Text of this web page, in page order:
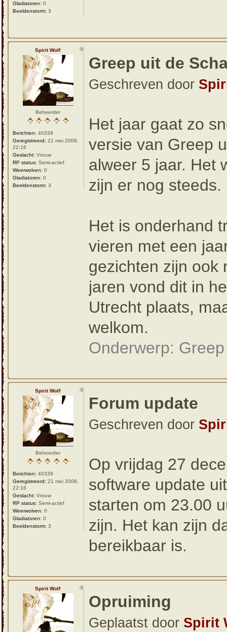
Gladiatoren: 0
Beeldenstorm: 3
Spirit Wolf
Beheerder
Berichten: 40339
Geregistreerd: 21 mei 2008,
22:16
Geslacht: Vrouw
RP status: Semi-actief
Weerwolven: 0
Gladiatoren: 0
Beeldenstorm: 3
Greep uit de
Geschreven door
Het jaar gaat zo
versie van Greep
alweer 5 jaar. Het
zijn er nog steeds.
Het is onderhand
vieren met een
gezichten zijn ook
jaren vond dit in
Utrecht plaats,
welkom.
Onderwerp:
Spirit Wolf
Beheerder
Berichten: 40339
Geregistreerd: 21 mei 2008,
22:16
Geslacht: Vrouw
RP status: Semi-actief
Weerwolven: 0
Gladiatoren: 0
Beeldenstorm: 3
Forum update
Geschreven door
Op vrijdag 27
software update
starten om 23.00
zijn. Het kan zijn
bereikbaar is.
Spirit Wolf
Opruiming
Geplaatst door Spirit